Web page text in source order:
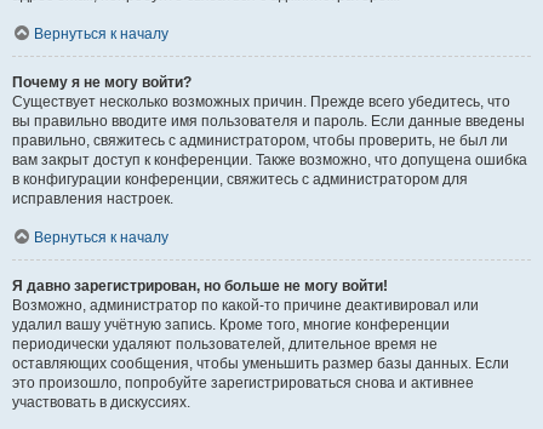
Вернуться к началу
Почему я не могу войти?
Существует несколько возможных причин. Прежде всего убедитесь, что
вы правильно вводите имя пользователя и пароль. Если данные введены
правильно, свяжитесь с администратором, чтобы проверить, не был ли
вам закрыт доступ к конференции. Также возможно, что допущена ошибка
в конфигурации конференции, свяжитесь с администратором для
исправления настроек.
Вернуться к началу
Я давно зарегистрирован, но больше не могу войти!
Возможно, администратор по какой-то причине деактивировал или
удалил вашу учётную запись. Кроме того, многие конференции
периодически удаляют пользователей, длительное время не
оставляющих сообщения, чтобы уменьшить размер базы данных. Если
это произошло, попробуйте зарегистрироваться снова и активнее
участвовать в дискуссиях.